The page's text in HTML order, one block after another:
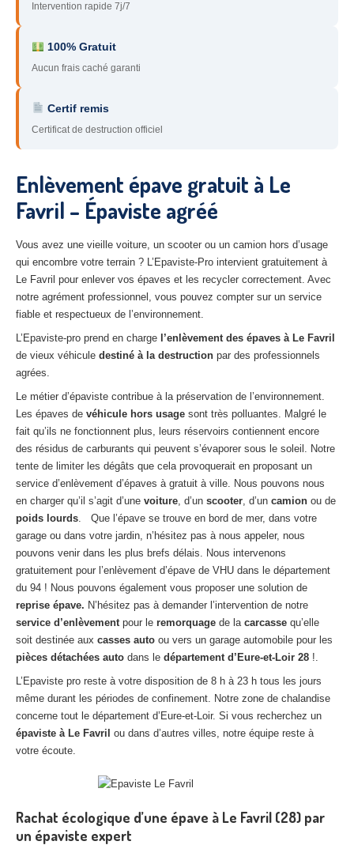
– Essonne
89 – Yonne
51 – Marne
– Eure-et-Loir
– Eure
– Aube
02– Aisne
Tous les secteurs
CENTREVHU AGRÉE
Centreagréé VHU 77 : casse auto avec destruction
Centreagréé VHU 78 : casse auto avec destruction
Centreagréé VHU 91 : casse auto avec destruction
Centreagréé VHU 92 : casse auto avec destruction
Centreagréé VHU 93 : casse auto avec destruction
Centre agréé VHU 94 : casse auto avec destruction
Centreagréé VHU 95 : casse auto avec destruction
DOCUMENTSÀ JOINDRE
RACHATVÉHICULES
CONTACT
01 83 64 20 40
Intervention rapide 7j/7
100% Gratuit
Aucun frais caché garanti
Certif remis
Certificat de destruction officiel
Enlèvement épave gratuit à Le
Favril – Épaviste agréé
Vous avez une vieille voiture, un scooter ou un camion hors d’usage
qui encombre votre terrain ? L’Epaviste-Pro intervient gratuitement à
Le Favril pour enlever vos épaves et les recycler correctement. Avec
notre agrément professionnel, vous pouvez compter sur un service
fiable et respectueux de l’environnement.
L’Epaviste-pro prend en charge l’enlèvement des épaves à Le Favril
de vieux véhicule destiné à la destruction par des professionnels
agrées.
Le métier d’épaviste contribue à la préservation de l’environnement.
Les épaves de véhicule hors usage sont très polluantes. Malgré le
fait qu’ils ne fonctionnent plus, leurs réservoirs contiennent encore
des résidus de carburants qui peuvent s’évaporer sous le soleil. Notre
tente de limiter les dégâts que cela provoquerait en proposant un
service d’enlèvement d’épaves à gratuit à ville. Nous pouvons nous
en charger qu’il s’agit d’une voiture, d’un scooter, d’un camion ou de
poids lourds. Que l’épave se trouve en bord de mer, dans votre
garage ou dans votre jardin, n’hésitez pas à nous appeler, nous
pouvons venir dans les plus brefs délais. Nous intervenons
gratuitement pour l’enlèvement d’épave de VHU dans le département
du 94 ! Nous pouvons également vous proposer une solution de
reprise épave. N’hésitez pas à demander l’intervention de notre
service d’enlèvementpour le remorquage de la carcasse qu’elle
soit destinée aux casses auto ou vers un garage automobile pour les
pièces détachées auto dans le département d’Eure-et-Loir 28 !.
L’Epaviste pro reste à votre disposition de 8 h à 23 h tous les jours
même durant les périodes de confinement. Notre zone de chalandise
concerne tout le département d’Eure-et-Loir. Si vous recherchez un
épaviste à Le Favril ou dans d’autres villes, notre équipe reste à
votre écoute.
Rachat écologique d’une épave à Le Favril (28) par
un épaviste expert